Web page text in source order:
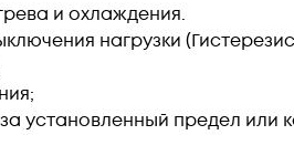
и охлаждения.
нагрузки
установленный предел или